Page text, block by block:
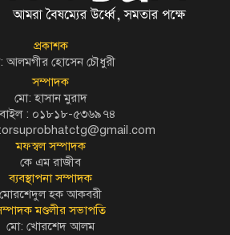
প্রকাশক
আলমগীর হোসেন চৌধুরী
সম্পাদক
মো: হাসান মুরাদ
: ০১৮১৮-৫৩৬৯৭৪
মফস্বল সম্পাদক
কে এম রাজীব
ব্যবস্থাপনা সম্পাদক
মোরশেদুল হক আকবরী
মণ্ডলীর সভাপতি
মো: খোরশেদ আলম